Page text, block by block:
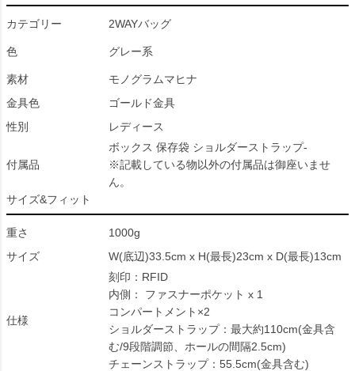
カテゴリー 2WAYバッグ
色 グレー系
素材
モノグラムマヒナ
金具色
ゴールド金具
性別
レディース
付属品
ボックス 保存袋 ショルダーストラップ-
※記載している物以外の付属品は御座いませ
ん。
サイズ&フィット
重さ
1000g
サイズ
W(底辺)33.5cm x H(最長)23cm x D(最長)13cm
仕様
刻印：RFID
内側： ファスナーポケット x 1
コンパートメント×2
ショルダーストラップ：最大約110cm(金具含
む/9段階調節、ホールの間隔2.5cm)
チェーンストラップ：55.5cm(金具含む)